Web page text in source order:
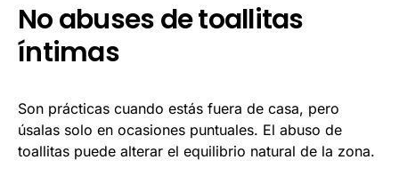
No abuses de toallitas
íntimas
Son prácticas cuando estás fuera de casa, pero
úsalas solo en ocasiones puntuales. El abuso de
toallitas puede alterar el equilibrio natural de la zona.